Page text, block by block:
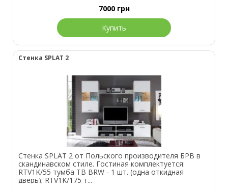
7000 грн
Купить
Стенка SPLAT 2
Стенка SPLAT 2 от Польского производителя БРВ в
скандинавском стиле. Гостиная комплектуется:
RTV1K/55 тумба ТВ BRW - 1 шт. (одна откидная
дверь); RTV1K/175 т...